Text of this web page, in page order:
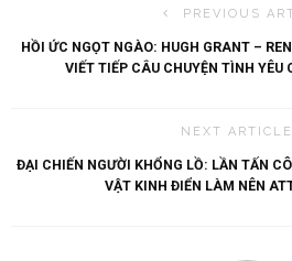
PREVIOUS
HỒI ỨC NGỌT NGÀO: HUGH GRANT –
VIẾT TIẾP CÂU CHUYỆN TÌNH YÊU
NEXT ARTICLE
ĐẠI CHIẾN NGƯỜI KHỔNG LỒ: LẦN TẤN
VẬT KINH ĐIỂN LÀM NÊN